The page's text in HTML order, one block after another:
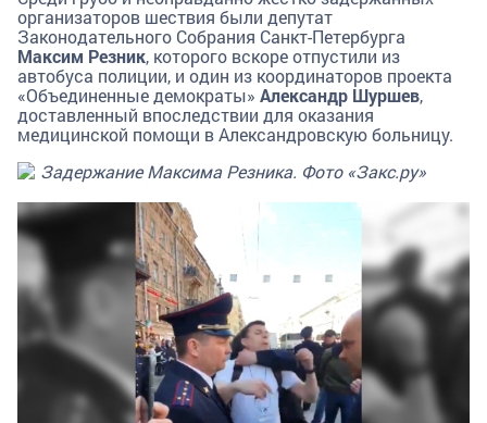
организаторов шествия были депутат
Законодательного Собрания Санкт-Петербурга
Максим Резник, которого вскоре отпустили из
автобуса полиции, и один из координаторов проекта
«Объединенные демократы» Александр Шуршев,
доставленный впоследствии для оказания
медицинской помощи в Александровскую больницу.
Задержание Максима Резника. Фото «Закс.ру»